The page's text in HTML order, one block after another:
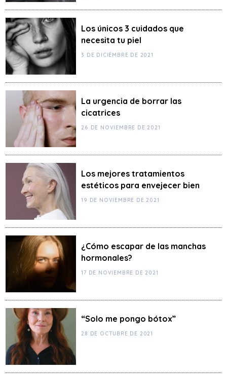
Los únicos 3 cuidados que
necesita tu piel
3 DE DICIEMBRE DE 2021
La urgencia de borrar las
cicatrices
26 DE NOVIEMBRE DE 2021
Los mejores tratamientos
estéticos para envejecer bien
19 DE NOVIEMBRE DE 2021
¿Cómo escapar de las manchas
hormonales?
17 DE NOVIEMBRE DE 2021
“Solo me pongo bótox”
28 DE OCTUBRE DE 2021